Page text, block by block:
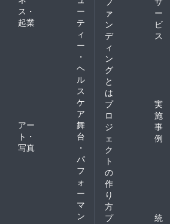
ス・
起業
ー
テ
ィ
ー
・
ヘ
ル
ス
ケ
ア
アー
ト・
写真
舞
台
・
パ
フ
ォ
ー
マ
ン
ァ
ン
デ
ィ
ン
グ
と
は
ー
ビ
ス
プ
ロ
ジ
ェ
ク
ト
の
作
り
方
実
施
事
例
プ
統